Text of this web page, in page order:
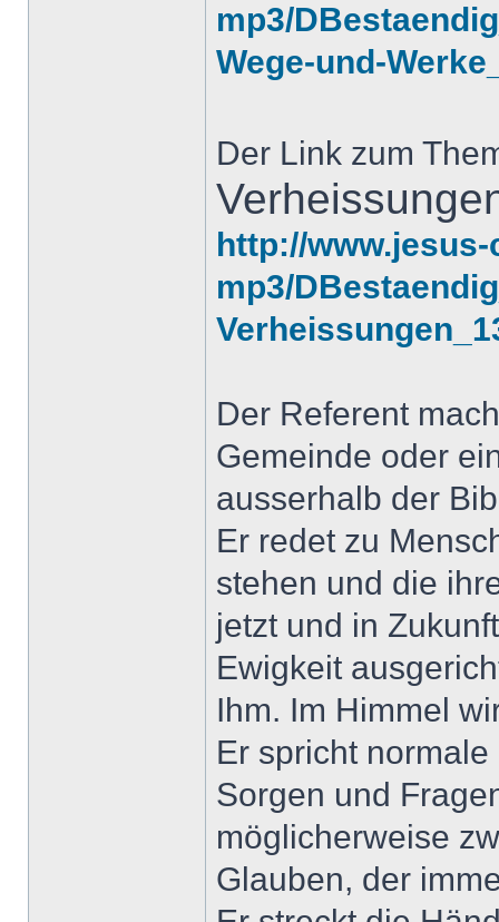
mp3/
Wege-und-
Der Link zum
http://
mp3/
Der Referent
Gemeinde oder
ausserhalb der
Er redet zu
stehen und die
jetzt und in
Ewigkeit
Ihm. Im Himmel
Er spricht
Sorgen und
möglicherweise
Glauben, der